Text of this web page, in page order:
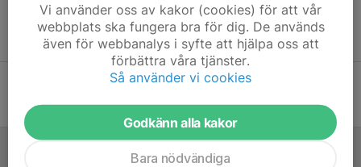
Ons 26
00:00
IF Vardar/Makedonija - Stenkullen GoIK
Generatorsplan
-
Kungsbacka IF P09 - Stenkullen GoIK
Vi använder oss av kakor (cookies) för att vår
webbplats ska fungera bra för dig. De används
även för webbanalys i syfte att hjälpa oss att
förbättra våra tjänster.
Så använder vi cookies
Godkänn alla kakor
Bara nödvändiga